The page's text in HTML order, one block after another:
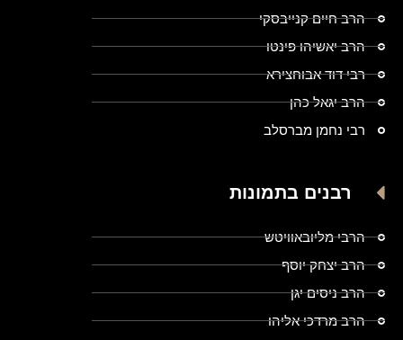
הרב חיים קנייבסקי
הרב יאשיהו פינטו
רבי דוד אבוחצירא
הרב יגאל כהן
רבי נחמן מברסלב
רבנים בתמונות
הרבי מליובאוויטש
הרב יצחק יוסף
הרב ניסים יגן
הרב מרדכי אליהו